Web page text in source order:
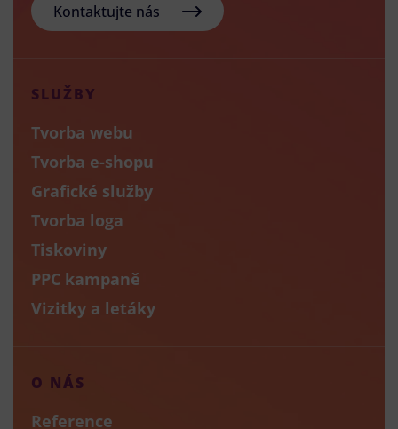
Kontaktujte nás
SLUŽBY
Tvorba webu
Tvorba e-shopu
Grafické služby
Tvorba loga
Tiskoviny
PPC kampaně
Vizitky a letáky
O NÁS
Reference